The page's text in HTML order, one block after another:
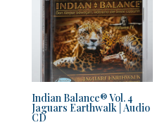
Indian Balance® Vol. 4
Jaguars Earthwalk | Audio
CD